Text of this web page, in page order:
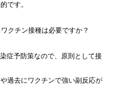
です。
クチン接種は必要ですか？
症予防策なので、原則として接
過去にワクチンで強い副反応が